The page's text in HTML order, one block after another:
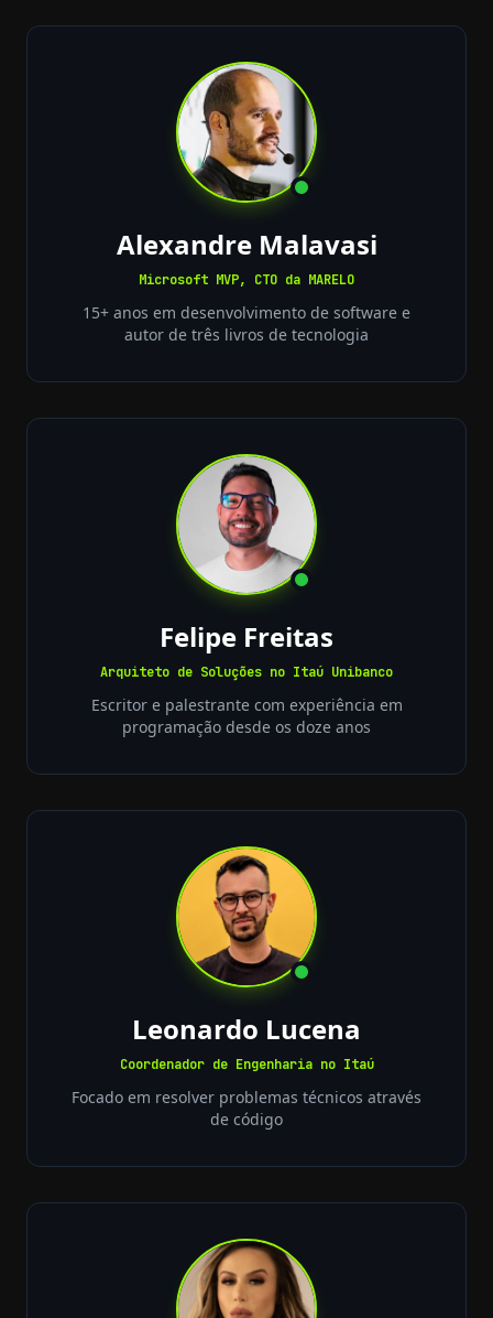
Alexandre Malavasi
Microsoft MVP, CTO da MARELO
15+ anos em desenvolvimento de software e
autor de três livros de tecnologia
Felipe Freitas
Arquiteto de Soluções no Itaú Unibanco
Escritor e palestrante com experiência em
programação desde os doze anos
Leonardo Lucena
Coordenador de Engenharia no Itaú
Focado em resolver problemas técnicos através
de código